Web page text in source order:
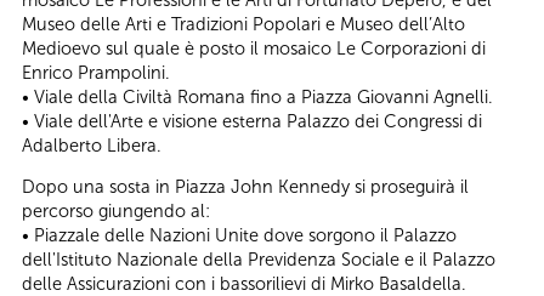
Museo delle Arti e Tradizioni Popolari e Museo dell’Alto
Medioevo sul quale è posto il mosaico Le Corporazioni di
Enrico Prampolini.
• Viale della Civiltà Romana fino a Piazza Giovanni Agnelli.
• Viale dell'Arte e visione esterna Palazzo dei Congressi di
Adalberto Libera.
Dopo una sosta in Piazza John Kennedy si proseguirà il
percorso giungendo al:
• Piazzale delle Nazioni Unite dove sorgono il Palazzo
dell'Istituto Nazionale della Previdenza Sociale e il Palazzo
delle Assicurazioni con i bassorilievi di Mirko Basaldella.